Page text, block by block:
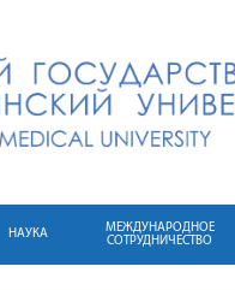
НАУКА
МЕЖДУНАРОДНОЕ
СОТРУДНИЧЕСТВО